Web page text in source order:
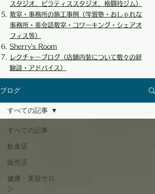
スタジオ、ピラティススタジオ、格闘技ジム）
教室・事務所の施工事例（学習塾・おしゃれな
事務所・英会話教室・コワーキング・シェアオ
フィス等）
Sherry’s Room
​レクチャーブログ（店舗内装について数々の経
験談・アドバイス）
ブログ
すべての記事
飲食店
販売店
健康・美容サロ
ン
すべての記事